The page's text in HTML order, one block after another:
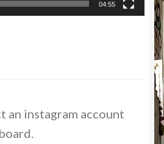
04:55
an instagram account